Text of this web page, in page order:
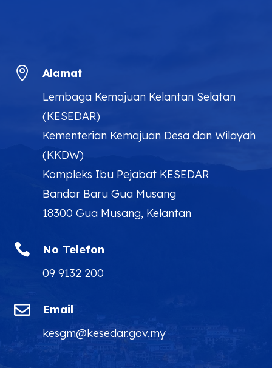

Alamat
Lembaga Kemajuan Kelantan Selatan
(KESEDAR)
Kementerian Kemajuan Desa dan Wilayah
(KKDW)
Kompleks Ibu Pejabat KESEDAR
Bandar Baru Gua Musang
18300 Gua Musang, Kelantan

No Telefon
09 9132 200

Email
kesgm@kesedar.gov.my